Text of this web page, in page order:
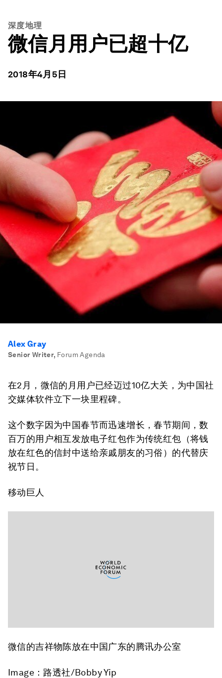
深度地理
微信月用户已超十亿
2018年4月5日
Alex Gray
Senior Writer, Forum Agenda
在2月，微信的月用户已经迈过10亿大关，为中国社
交媒体软件立下一块里程碑。
这个数字因为中国春节而迅速增长，春节期间，数
百万的用户相互发放电子红包作为传统红包（将钱
放在红色的信封中送给亲戚朋友的习俗）的代替庆
祝节日。
移动巨人
微信的吉祥物陈放在中国广东的腾讯办公室
Image：路透社/Bobby Yip